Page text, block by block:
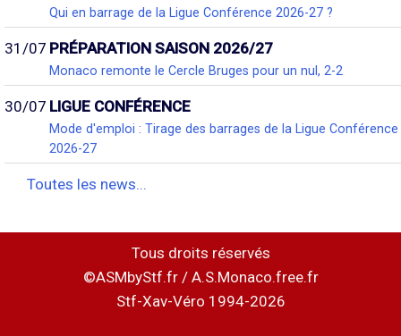
Qui en barrage de la Ligue Conférence 2026-27 ?
31/07 PRÉPARATION SAISON 2026/27
Monaco remonte le Cercle Bruges pour un nul, 2-2
30/07 LIGUE CONFÉRENCE
Mode d'emploi : Tirage des barrages de la Ligue Conférence
2026-27
Toutes les news...
Tous droits réservés
©ASMbyStf.fr / A.S.Monaco.free.fr
Stf-Xav-Véro 1994-2026